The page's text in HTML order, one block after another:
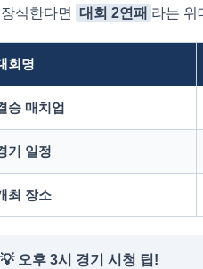
식한다면 대회 2연패 라는 위
회명
승 매치업
기 일정
최 장소
💡 오후 3시 경기 시청 팁!